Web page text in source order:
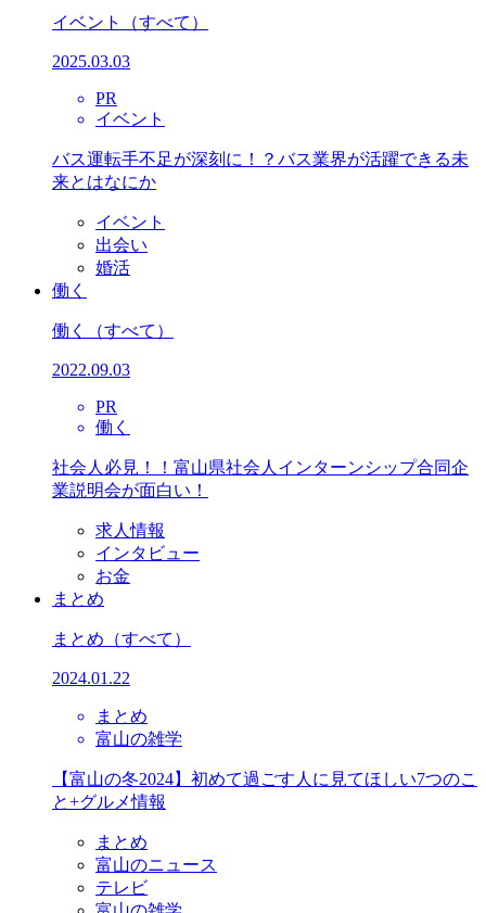
イベント （すべて）
2025.03.03
PR
イベント
バス運転手不足が深刻に！？バス業界が活躍できる未
来とはなにか
イベント
出会い
婚活
働く
働く （すべて）
2022.09.03
PR
働く
社会人必見！！富山県社会人インターンシップ合同企
業説明会が面白い！
求人情報
インタビュー
お金
まとめ
まとめ （すべて）
2024.01.22
まとめ
富山の雑学
【富山の冬2024】初めて過ごす人に見てほしい7つのこ
と+グルメ情報
まとめ
富山のニュース
テレビ